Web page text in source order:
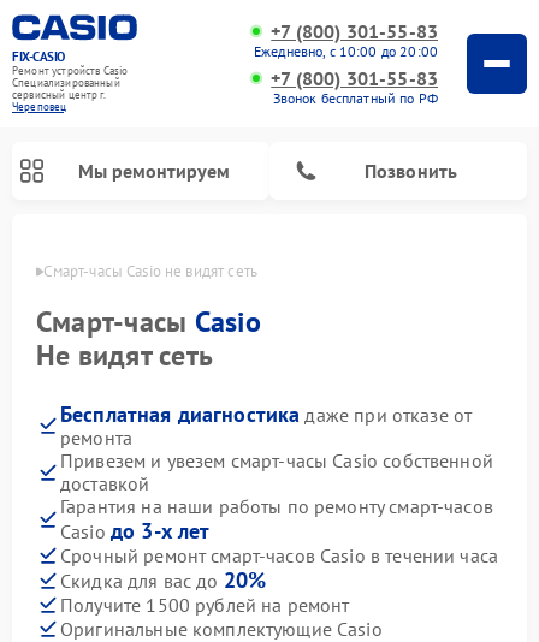
FIX-CASIO
Ремонт устройств Casio
Специализированный
cервисный центр г.
Череповец
+7 (800) 301-55-83
Ежедневно, с 10:00 до 20:00
+7 (800) 301-55-83
Звонок бесплатный по РФ
Мы ремонтируем Позвонить
Смарт-часы Casio не видят сеть
Смарт-часы Casio
Не видят сеть
Бесплатная диагностика даже при отказе от
ремонта
Привезем и увезем смарт-часы Casio собственной
доставкой
Гарантия на наши работы по ремонту смарт-часов
Casio до 3-х лет
Срочный ремонт смарт-часов Casio в течении часа
Скидка для вас до 20%
Получите 1500 рублей на ремонт
Оригинальные комплектующие Casio